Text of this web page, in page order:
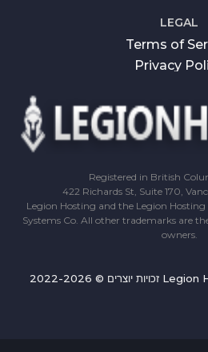
LEGAL
Terms of
Privacy
Registered in British
422 Richards St, Suite 170,
Legion Hosting and the Legion
Systems Co. All other trademarks are
owners.